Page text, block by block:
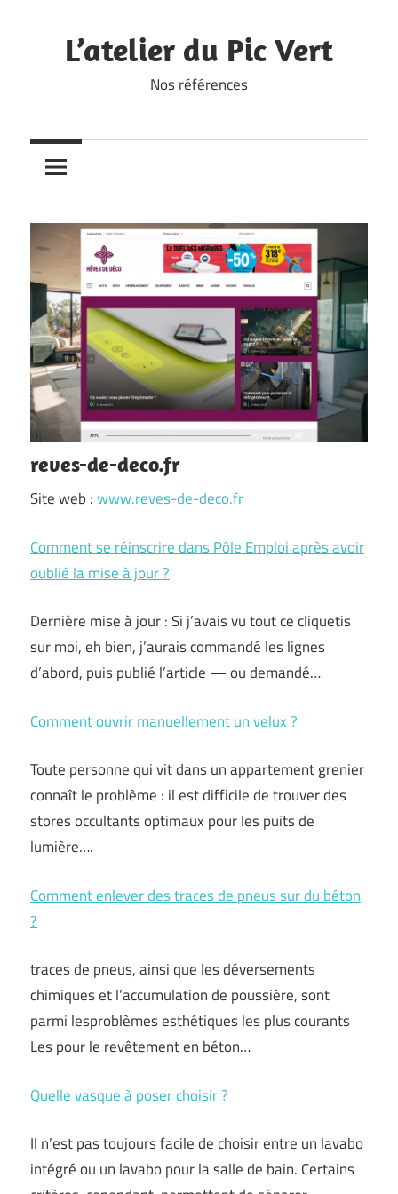
contentL’atelier du Pic Vert
Nos références
reves-de-deco.fr
Site web :www.reves-de-deco.fr
Comment se réinscrire dans Pôle Emploi après avoir
oublié la mise à jour ?
Dernière mise à jour : Si j’avais vu tout ce cliquetis
sur moi, eh bien, j’aurais commandé les lignes
d’abord, puis publié l’article — ou demandé…
Comment ouvrir manuellement un velux ?
Toute personne qui vit dans un appartement grenier
connaît le problème : il est difficile de trouver des
stores occultants optimaux pour les puits de
lumière….
Comment enlever des traces de pneus sur du béton
?
traces de pneus, ainsi que les déversements
chimiques et l’accumulation de poussière, sont
parmi lesproblèmes esthétiques les plus courants
Les pour le revêtement en béton…
Quelle vasque à poser choisir ?
Il n’est pas toujours facile de choisir entre un lavabo
intégré ou un lavabo pour la salle de bain. Certains